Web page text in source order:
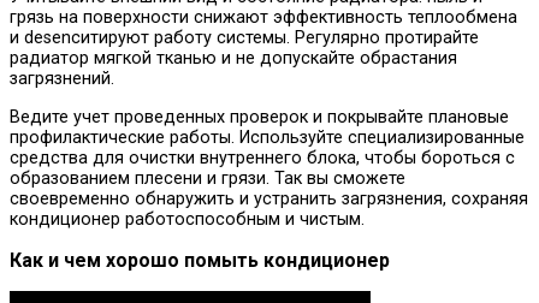
грязь на поверхности снижают эффективность теплообмена
и desencитируют работу системы. Регулярно протирайте
радиатор мягкой тканью и не допускайте обрастания
загрязнений.
Ведите учет проведенных проверок и покрывайте плановые
профилактические работы. Используйте специализированные
средства для очистки внутреннего блока, чтобы бороться с
образованием плесени и грязи. Так вы сможете
своевременно обнаружить и устранить загрязнения, сохраняя
кондиционер работоспособным и чистым.
Как и чем хорошо помыть кондиционер